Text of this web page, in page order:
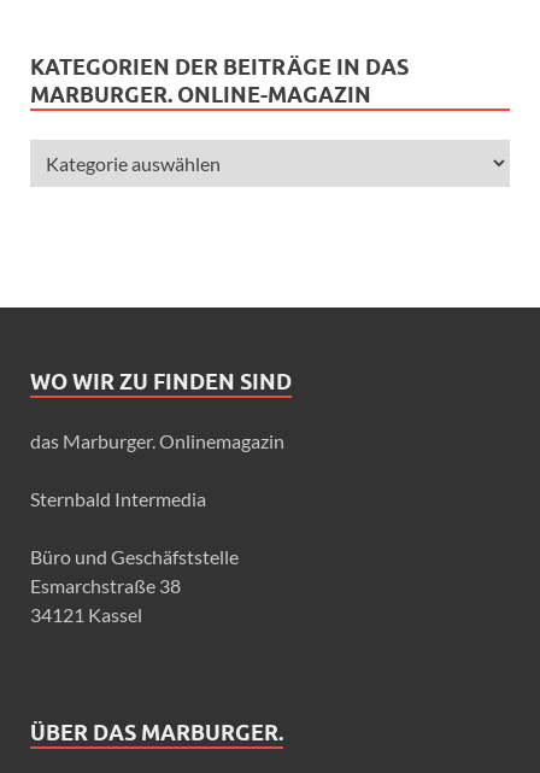
KATEGORIEN DER BEITRÄGE IN DAS
MARBURGER. ONLINE-MAGAZIN
WO WIR ZU FINDEN SIND
das Marburger. Onlinemagazin
Sternbald Intermedia
Büro und Geschäfststelle
Esmarchstraße 38
34121 Kassel
ÜBER DAS MARBURGER.